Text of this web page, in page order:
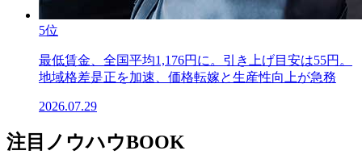
5位
最低賃金、全国平均1,176円に。引き上げ目安は55円。
地域格差是正を加速、価格転嫁と生産性向上が急務
2026.07.29
注目ノウハウBOOK